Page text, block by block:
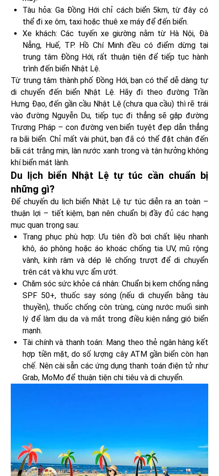
Tàu hỏa: Ga Đồng Hới chỉ cách biển 5km, từ đây có
thể đi xe ôm, taxi hoặc thuê xe máy để đến biển.
Xe khách: Các tuyến xe giường nằm từ Hà Nội, Đà
Nẵng, Huế, TP. Hồ Chí Minh đều có điểm dừng tại
trung tâm Đồng Hới, rất thuận tiện để tiếp tục hành
trình đến biển Nhật Lệ.
Từ trung tâm thành phố Đồng Hới, bạn có thể dễ dàng tự
di chuyển đến biển Nhật Lệ. Hãy đi theo đường Trần
Hưng Đạo, đến gần cầu Nhật Lệ (chưa qua cầu) thì rẽ trái
vào đường Nguyễn Du, tiếp tục đi thẳng sẽ gặp đường
Trương Pháp – con đường ven biển tuyệt đẹp dẫn thẳng
ra bãi biển. Chỉ mất vài phút, bạn đã có thể đặt chân đến
bãi cát trắng mịn, làn nước xanh trong và tận hưởng không
khí biển mát lành.
Du lịch biển Nhật Lệ tự túc cần chuẩn bị
những gì?
Để chuyến du lịch biển Nhật Lệ tự túc diễn ra an toàn –
thuận lợi – tiết kiệm, bạn nên chuẩn bị đầy đủ các hạng
mục quan trọng sau:
Trang phục phù hợp: Ưu tiên đồ bơi chất liệu nhanh
khô, áo phông hoặc áo khoác chống tia UV, mũ rộng
vành, kính râm và dép lê chống trượt để di chuyển
trên cát và khu vực ẩm ướt.
Chăm sóc sức khỏe cá nhân: Chuẩn bị kem chống nắng
SPF 50+, thuốc say sóng (nếu di chuyển bằng tàu
thuyền), thuốc chống côn trùng, cùng nước muối sinh
lý để làm dịu da và mắt trong điều kiện nắng gió biển
mạnh.
Tài chính và thanh toán: Mang theo thẻ ngân hàng kết
hợp tiền mặt, do số lượng cây ATM gần biển còn hạn
chế. Nên cài sẵn các ứng dụng thanh toán điện tử như
Grab, MoMo để thuận tiện chi tiêu và di chuyển.